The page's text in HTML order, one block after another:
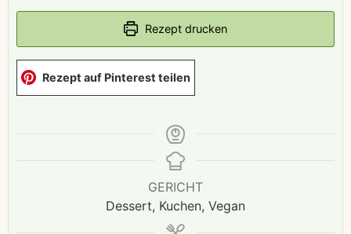
Rezept drucken
Rezept auf Pinterest teilen
GERICHT
Dessert, Kuchen, Vegan